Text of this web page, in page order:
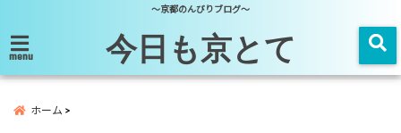
～京都のんびりブログ～
menu 今日も京とて
ホーム